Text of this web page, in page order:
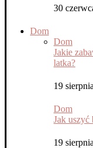
30
Dom
Dom
Jakie
latka?
19
Dom
Jak uszyć
19